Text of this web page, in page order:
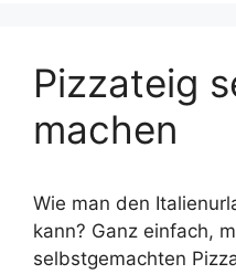
Pizzateig
machen
Wie man den
kann? Ganz einfach,
selbstgemachten